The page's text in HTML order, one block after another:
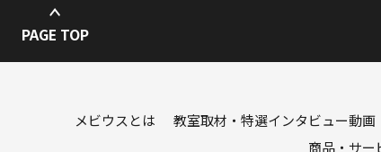
PAGE TOP
メビウスとは 教室取材・特選インタビュー動画
商品・サー